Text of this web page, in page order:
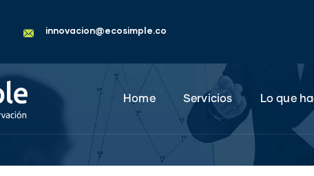
innovacion@ecosimple.co
Home Servicios Lo que